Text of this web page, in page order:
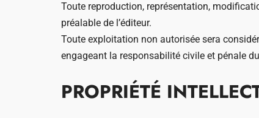
Toute reproduction, représentation,
préalable de l’éditeur.
Toute exploitation non autorisée sera
engageant la responsabilité civile et pénale
PROPRIÉTÉ